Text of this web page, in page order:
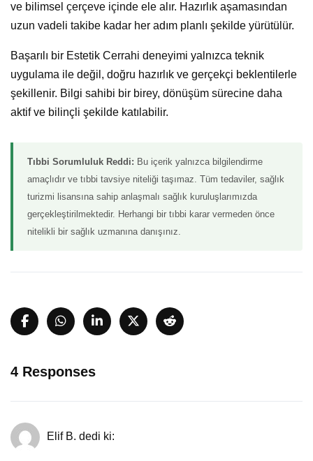
ve bilimsel çerçeve içinde ele alır. Hazırlık aşamasından
uzun vadeli takibe kadar her adım planlı şekilde yürütülür.
Başarılı bir Estetik Cerrahi deneyimi yalnızca teknik
uygulama ile değil, doğru hazırlık ve gerçekçi beklentilerle
şekillenir. Bilgi sahibi bir birey, dönüşüm sürecine daha
aktif ve bilinçli şekilde katılabilir.
Tıbbi Sorumluluk Reddi: Bu içerik yalnızca bilgilendirme
amaçlıdır ve tıbbi tavsiye niteliği taşımaz. Tüm tedaviler, sağlık
turizmi lisansına sahip anlaşmalı sağlık kuruluşlarımızda
gerçekleştirilmektedir. Herhangi bir tıbbi karar vermeden önce
nitelikli bir sağlık uzmanına danışınız.
4 Responses
Elif B. dedi ki: